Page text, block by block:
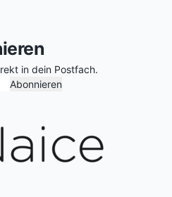
in dein Postfach.
Abonnieren